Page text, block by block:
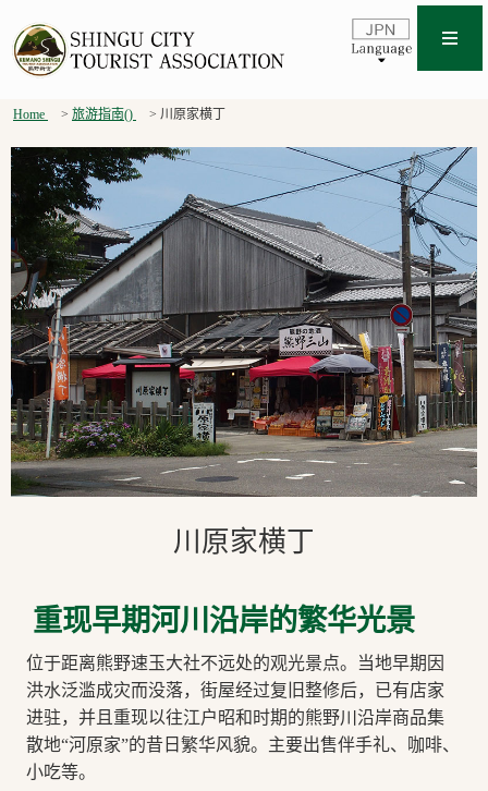
Home 旅游指南() 川原家横丁
川原家横丁
重现早期河川沿岸的繁华光景
位于距离熊野速玉大社不远处的观光景点。当地早期因
洪水泛滥成灾而没落，街屋经过复旧整修后，已有店家
进驻，并且重现以往江户昭和时期的熊野川沿岸商品集
散地“河原家”的昔日繁华风貌。主要出售伴手礼、咖啡、
小吃等。